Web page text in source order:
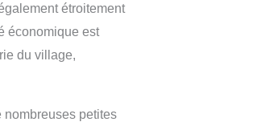
étroitement
économique est
du village,
nombreuses petites